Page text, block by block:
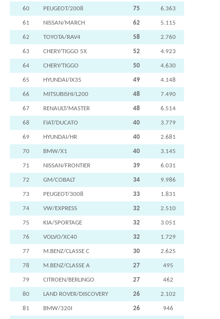
60 PEUGEOT/2008 75 6.363
61 NISSAN/MARCH 62 5.115
62 TOYOTA/RAV4 58 2.760
63 CHERY/TIGGO 5X 52 4.923
64 CHERY/TIGGO 50 4.630
65 HYUNDAI/IX35 49 4.148
66 MITSUBISHI/L200 48 7.490
67 RENAULT/MASTER 48 6.514
68 FIAT/DUCATO 40 3.779
69 HYUNDAI/HR 40 2.681
70 BMW/X1 40 3.145
71 NISSAN/FRONTIER 39 6.031
72 GM/COBALT 34 9.986
73 PEUGEOT/3008 33 1.831
74 VW/EXPRESS 32 2.510
75 KIA/SPORTAGE 32 3.051
76 VOLVO/XC40 32 1.729
77 M.BENZ/CLASSE C 30 2.625
78 M.BENZ/CLASSE A 27 495
79 CITROEN/BERLINGO 27 462
80 LAND ROVER/DISCOVERY 26 2.102
81 BMW/320I 26 946